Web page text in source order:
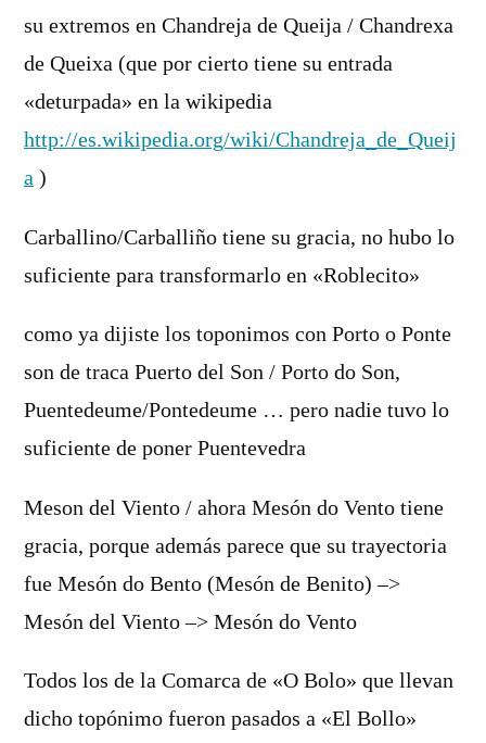
su extremos en Chandreja de Queija / Chandrexa
de Queixa (que por cierto tiene su entrada
«deturpada» en la wikipedia
http://es.wikipedia.org/wiki/Chandreja_de_Queij
a )
Carballino/Carballiño tiene su gracia, no hubo lo
suficiente para transformarlo en «Roblecito»
como ya dijiste los toponimos con Porto o Ponte
son de traca Puerto del Son / Porto do Son,
Puentedeume/Pontedeume … pero nadie tuvo lo
suficiente de poner Puentevedra
Meson del Viento / ahora Mesón do Vento tiene
gracia, porque además parece que su trayectoria
fue Mesón do Bento (Mesón de Benito) –>
Mesón del Viento –> Mesón do Vento
Todos los de la Comarca de «O Bolo» que llevan
dicho topónimo fueron pasados a «El Bollo»